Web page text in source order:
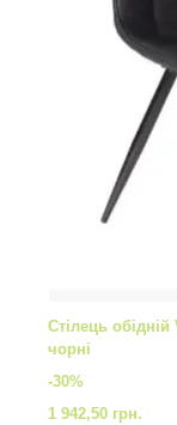
Стілець
чорні
-30%
1 942,50 грн.